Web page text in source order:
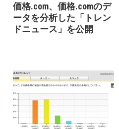
価格.com、価格.comのデ
ータを分析した「トレン
ドニュース」を公開